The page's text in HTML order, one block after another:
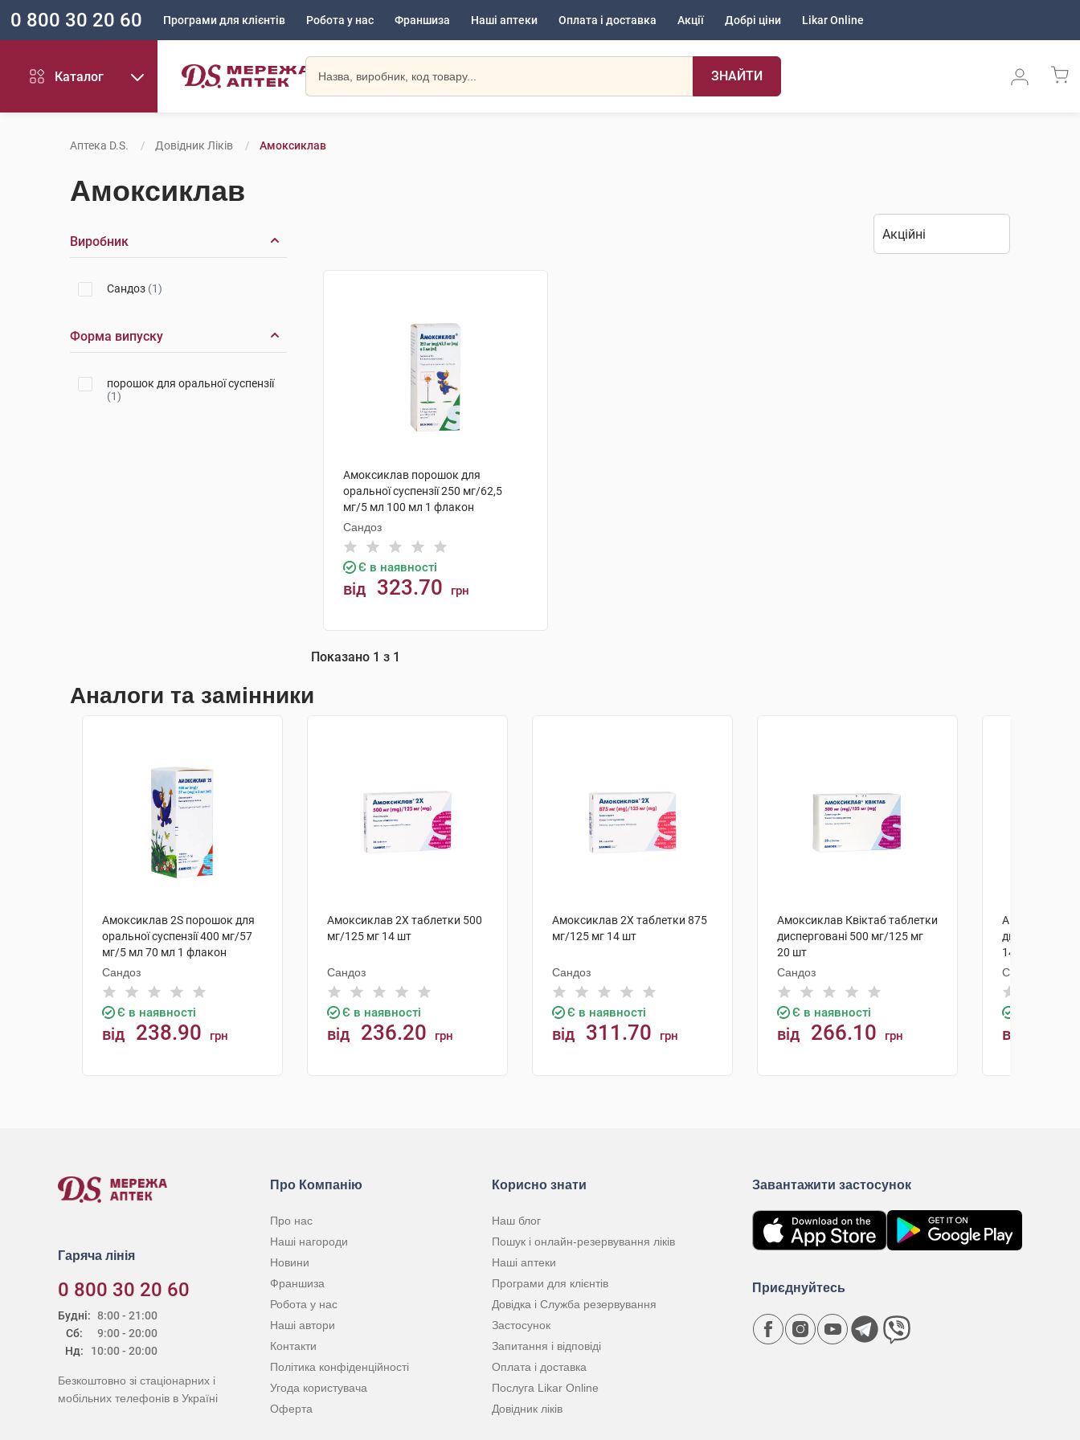
0 800 30 20 60 Програми для клієнтів Робота у нас Франшиза Наші аптеки Оплата і доставка Акції Добрі ціни Likar Online
Каталог ЗНАЙТИ
Аптека D.S. Довідник Ліків Амоксиклав
Амоксиклав
Виробник
Сандоз (1)
Форма випуску
порошок для оральної суспензії
(1)
Амоксиклав порошок для
оральної суспензії 250 мг/62,5
мг/5 мл 100 мл 1 флакон
Сандоз
Є в наявності
від 323.70 грн
Показано 1 з 1
Аналоги та замінники
Амоксиклав 2S порошок для
оральної суспензії 400 мг/57
мг/5 мл 70 мл 1 флакон
Сандоз
Є в наявності
від 238.90 грн
Амоксиклав 2Х таблетки 500
мг/125 мг 14 шт
Сандоз
Є в наявності
від 236.20 грн
Амоксиклав 2Х таблетки 875
мг/125 мг 14 шт
Сандоз
Є в наявності
від 311.70 грн
Амоксиклав Квіктаб таблетки
дисперговані 500 мг/125 мг
20 шт
Сандоз
Є в наявності
від 266.10 грн
Амоксиклав
дисперговані
14 шт
Сандоз
від
Гаряча лінія
0 800 30 20 60
Будні:
Сб:
Нд:
8:00 - 21:00
9:00 - 20:00
10:00 - 20:00
Безкоштовно зі стаціонарних і
мобільних телефонів в Україні
Про Компанію
Про нас
Наші нагороди
Новини
Франшиза
Робота у нас
Наші автори
Контакти
Політика конфіденційності
Угода користувача
Оферта
Корисно знати
Наш блог
Пошук і онлайн-резервування ліків
Наші аптеки
Програми для клієнтів
Довідка і Служба резервування
Застосунок
Запитання і відповіді
Оплата і доставка
Послуга Likar Online
Довідник ліків
Завантажити застосунок
Приєднуйтесь